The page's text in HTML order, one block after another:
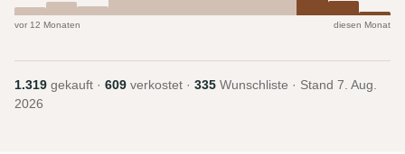
vor 12 Monaten diesen Monat
1.319 gekauft · 609 verkostet · 335 Wunschliste · Stand 7. Aug.
2026